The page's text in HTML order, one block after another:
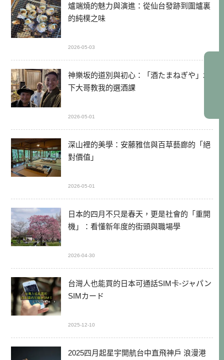
爐端燒的魅力與演進：從仙台發跡到圍爐裏
的純樸之味
2026-05-03
神樂坂的道別與初心：「酒たまねぎや」木
下大哥教我的選酒課
2026-05-01
深山裡的美學：安藤雅信與百草藝廊的「絕
對價值」
2026-05-01
日本的四月不只是春天，更是社會的「重開
機」：看懂新年度的街頭與職場學
2026-04-30
台灣人也能買的日本可通話SIM卡-ジャパン
SIMカード
2025-12-10
2025四月起星宇開航台中直飛神戶 浪漫港